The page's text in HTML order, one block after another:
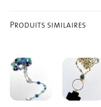
Produits similaires